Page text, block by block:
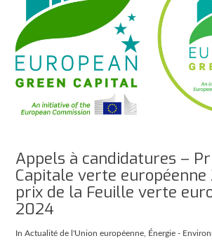
Appels à candidatures –
Capitale verte
prix de la Feuille verte
2024
InActualité de l'Union européenne Énergie -